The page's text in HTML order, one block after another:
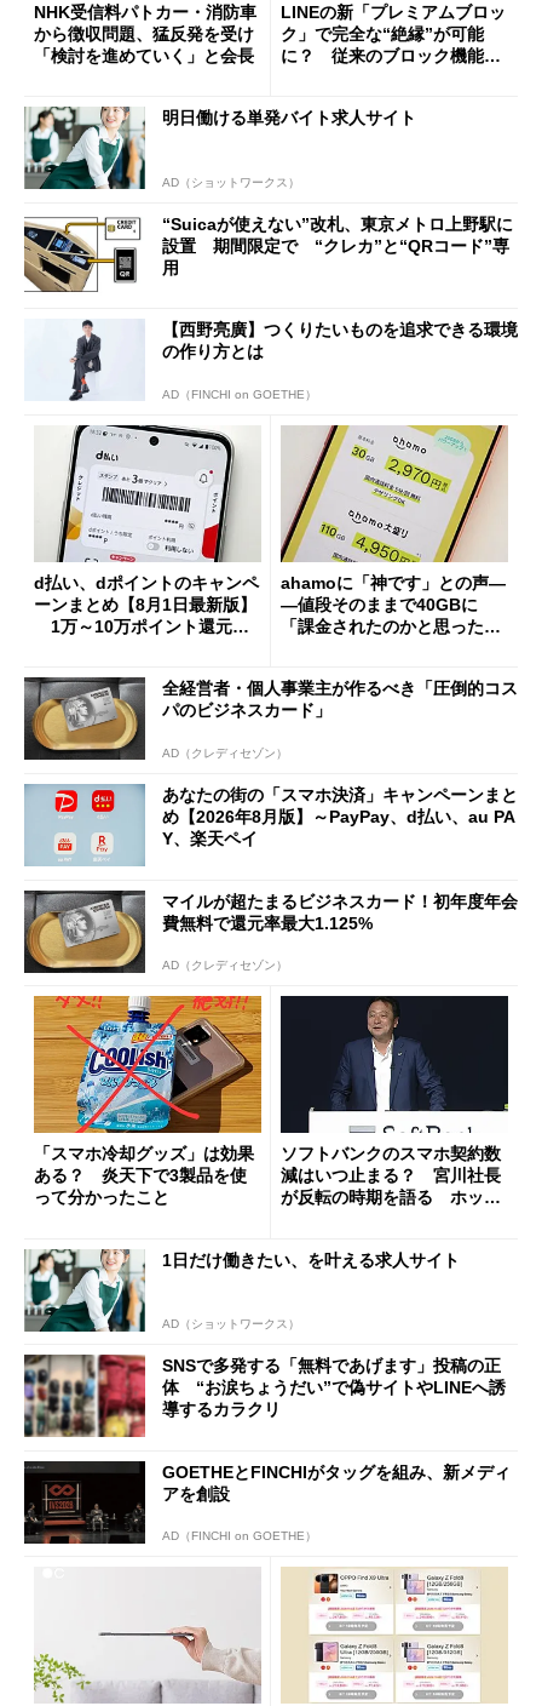
NHK受信料パトカー・消防車
から徴収問題、猛反発を受け
「検討を進めていく」と会長
LINEの新「プレミアムブロッ
ク」で完全な“絶縁”が可能
に？ 従来のブロック機能と
明日働ける単発バイト求人サイト
AD（ショットワークス）
“Suicaが使えない”改札、東京メトロ上野駅に
設置 期間限定で “クレカ”と“QRコード”専
用
【西野亮廣】つくりたいものを追求できる環境
の作り方とは
AD（FINCHI on GOETHE）
d払い、dポイントのキャンペ
ーンまとめ【8月1日最新版】
1万～10万ポイント還元の
ahamoに「神です」との声―
―値段そのままで40GBに
「課金されたのかと思った」
全経営者・個人事業主が作るべき「圧倒的コス
パのビジネスカード」
AD（クレディセゾン）
あなたの街の「スマホ決済」キャンペーンまと
め【2026年8月版】～PayPay、d払い、au PA
Y、楽天ペイ
マイルが超たまるビジネスカード！初年度年会
費無料で還元率最大1.125%
AD（クレディセゾン）
「スマホ冷却グッズ」は効果
ある？ 炎天下で3製品を使
って分かったこと
ソフトバンクのスマホ契約数
減はいつ止まる？ 宮川社長
が反転の時期を語る ホッピ
1日だけ働きたい、を叶える求人サイト
AD（ショットワークス）
SNSで多発する「無料であげます」投稿の正
体 “お涙ちょうだい”で偽サイトやLINEへ誘
導するカラクリ
GOETHEとFINCHIがタッグを組み、新メディ
アを創設
AD（FINCHI on GOETHE）